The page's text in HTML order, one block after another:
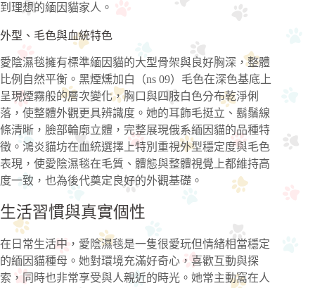
到理想的緬因貓家人。
外型、毛色與血統特色
愛陰濕毯擁有標準緬因貓的大型骨架與良好胸深，整體
比例自然平衡。黑煙燻加白（ns 09）毛色在深色基底上
呈現煙霧般的層次變化，胸口與四肢白色分布乾淨俐
落，使整體外觀更具辨識度。她的耳飾毛挺立、鬍鬚線
條清晰，臉部輪廓立體，完整展現俄系緬因貓的品種特
徵。鴻炎貓坊在血統選擇上特別重視外型穩定度與毛色
表現，使愛陰濕毯在毛質、體態與整體視覺上都維持高
度一致，也為後代奠定良好的外觀基礎。
生活習慣與真實個性
在日常生活中，愛陰濕毯是一隻很愛玩但情緒相當穩定
的緬因貓種母。她對環境充滿好奇心，喜歡互動與探
索，同時也非常享受與人親近的時光。她常主動窩在人